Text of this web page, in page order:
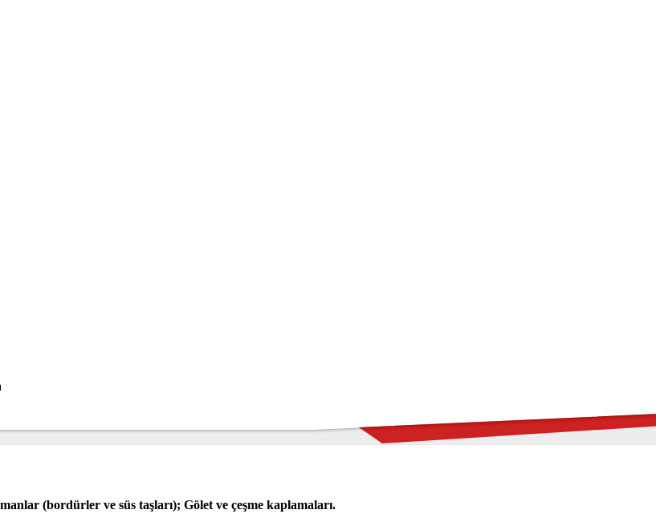
(bordürler ve süs taşları); Gölet ve çeşme kaplamaları.